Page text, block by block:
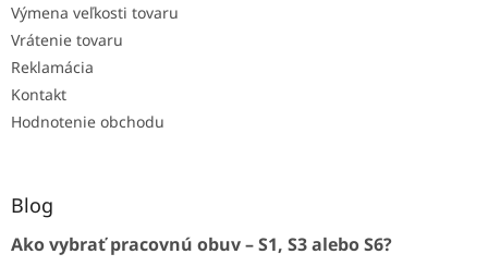
Výmena veľkosti tovaru
Vrátenie tovaru
Reklamácia
Kontakt
Hodnotenie obchodu
Blog
Ako vybrať pracovnú obuv – S1, S3 alebo S6?